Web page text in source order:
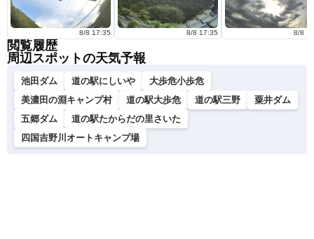
8/8 17:35 8/8 17:35 8/8
閲覧履歴
周辺スポットの天気予報
池田ダム 道の駅にしいや
大歩危小歩危
美濃田の淵キャンプ村
道の駅大歩危 道の駅三野
粟井ダム
五郷ダム
道の駅たからだの里さいた
四国吉野川オートキャンプ場